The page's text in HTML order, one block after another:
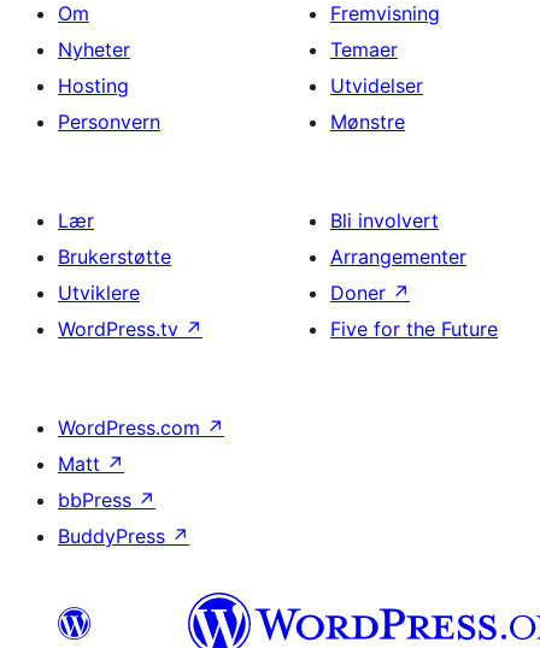
Om
Nyheter
Hosting
Personvern
Fremvisning
Temaer
Utvidelser
Mønstre
Lær
Brukerstøtte
Utviklere
WordPress.tv ↗
Bli involvert
Arrangementer
Doner ↗
Five for the Future
WordPress.com ↗
Matt ↗
bbPress ↗
BuddyPress ↗